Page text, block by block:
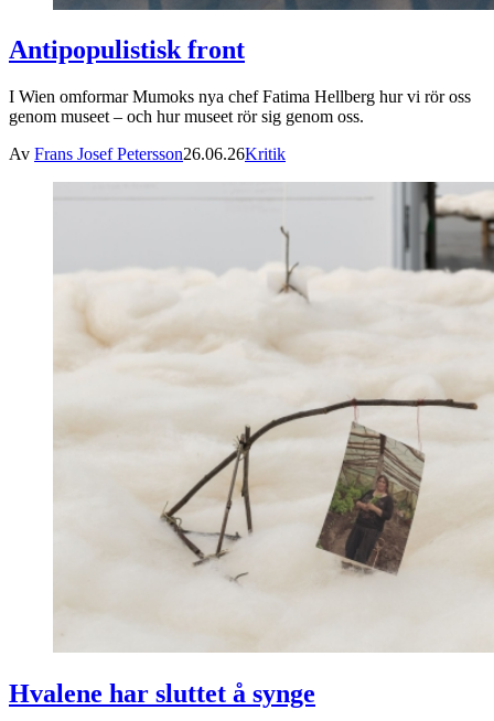
Antipopulistisk front
I Wien omformar Mumoks nya chef Fatima Hellberg hur vi rör oss
genom museet – och hur museet rör sig genom oss.
Av Frans Josef Petersson26.06.26Kritik
Hvalene har sluttet å synge